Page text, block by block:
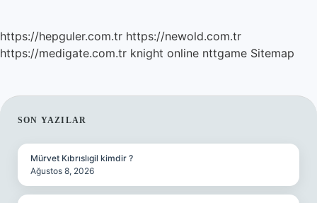
https://hepguler.com.tr https://newold.com.tr
https://medigate.com.tr knight online nttgame Sitemap
SIDEBAR
SON YAZILAR
Mürvet Kıbrıslıgil kimdir ?
Ağustos 8, 2026